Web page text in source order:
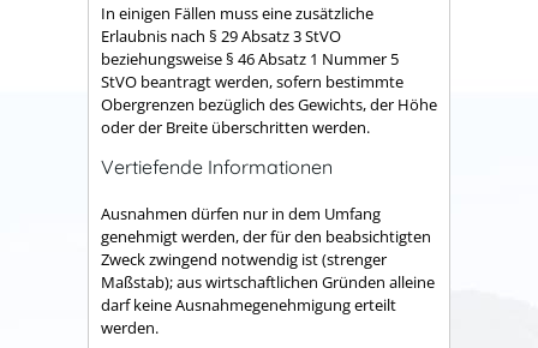
In einigen Fällen muss eine zusätzliche
Erlaubnis nach § 29 Absatz 3 StVO
beziehungsweise § 46 Absatz 1 Nummer 5
StVO beantragt werden, sofern bestimmte
Obergrenzen bezüglich des Gewichts, der Höhe
oder der Breite überschritten werden.
Vertiefende Informationen
Ausnahmen dürfen nur in dem Umfang
genehmigt werden, der für den beabsichtigten
Zweck zwingend notwendig ist (strenger
Maßstab); aus wirtschaftlichen Gründen alleine
darf keine Ausnahmegenehmigung erteilt
werden.